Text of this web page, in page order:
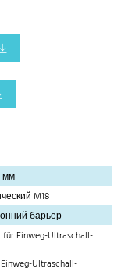
мм
M18
барьер
für Einweg-Ultraschall-
Ultraschall-